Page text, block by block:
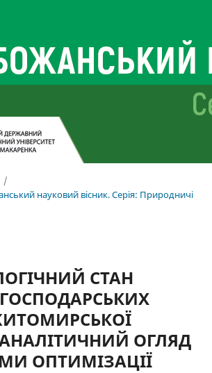
/
науковий вісник. Серія: Природничі
СТАН
ОГЛЯД
ОПТИМІЗАЦІЇ